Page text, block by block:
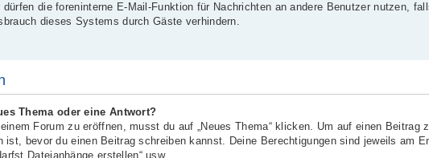
dürfen die foreninterne E-Mail-Funktion für Nachrichten an andere Benutzer nutzen,
dieses Systems durch Gäste verhindern.
Thema oder eine Antwort?
Forum zu eröffnen, musst du auf „Neues Thema“ klicken. Um auf einen
ist, bevor du einen Beitrag schreiben kannst. Deine Berechtigungen sind jeweils am
Dateianhänge erstellen“ usw.